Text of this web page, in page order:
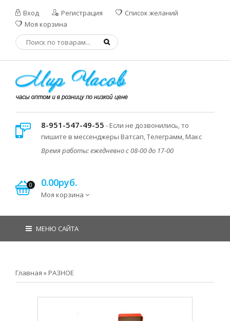
Вход Регистрация
Список желаний
Моя корзина
8-951-547-49-55 - Если не дозвонились, то
пишите в мессенджеры Ватсап, Телеграмм, Макс
Время работы: ежедневно с 08-00 до 17-00
0 0.00руб.
Моя корзина
МЕНЮ САЙТА
Главная » РАЗНОЕ